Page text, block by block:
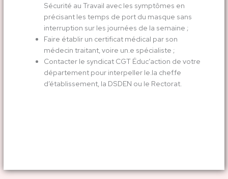
Sécurité au Travail avec les symptômes en
précisant les temps de port du masque sans
interruption sur les journées de la semaine ;
Faire établir un certificat médical par son
médecin traitant, voire un.e spécialiste ;
Contacter le syndicat CGT Éduc’action de votre
département pour interpeller le.la chef.fe
d’établissement, la DSDEN ou le Rectorat.